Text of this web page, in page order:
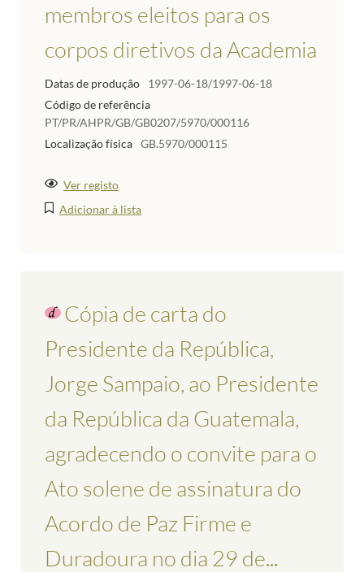
membros eleitos para os
corpos diretivos da Academia
Datas de produção
1997-06-18/1997-06-18
Código de referência
PT/PR/AHPR/GB/GB0207/5970/000116
Localização física GB.5970/000115
Ver registo
Adicionar à lista
Cópia de carta do
Presidente da República,
Jorge Sampaio, ao Presidente
da República da Guatemala,
agradecendo o convite para o
Ato solene de assinatura do
Acordo de Paz Firme e
Duradoura no dia 29 de...